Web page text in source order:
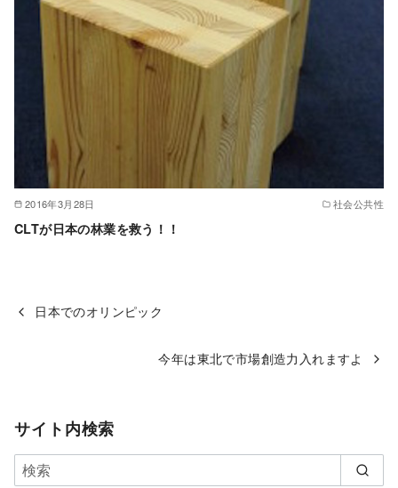
2016年3月28日 社会公共性
CLTが日本の林業を救う！！
日本でのオリンピック
今年は東北で市場創造力入れますよ
サイト内検索